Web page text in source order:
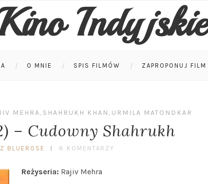
Indyjskie
O MNIE SPIS FILMÓW ZAPROPONUJ FILM
MEHRA, SHAHRUKH KHAN , URMILA MATONDKAR
– Cudowny Shahrukh
BLUEROSE 8 KOMENTARZY
Reżyseria: Rajiv Mehra